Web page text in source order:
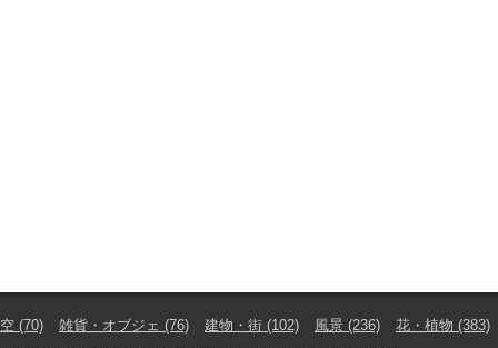
空 (70) 雑貨・オブジェ (76) 建物・街 (102) 風景 (236) 花・植物 (383)